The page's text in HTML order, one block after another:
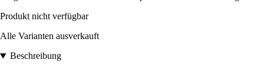
Produkt nicht verfügbar
Alle Varianten ausverkauft
Beschreibung